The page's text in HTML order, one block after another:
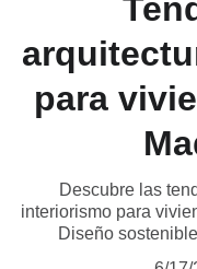
para
Descubre las
interiorismo para
Diseño